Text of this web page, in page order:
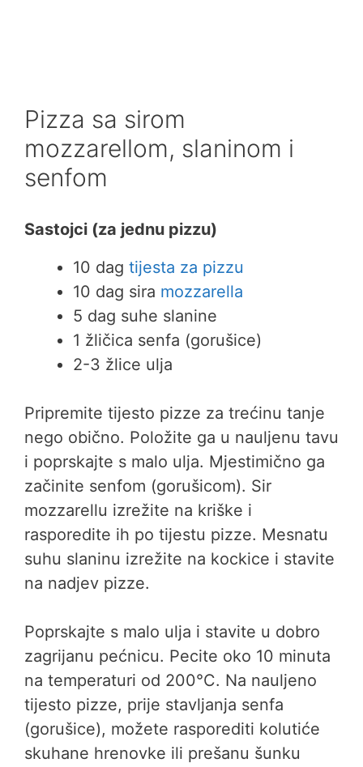
Pizza sa sirom
mozzarellom, slaninom i
senfom
Sastojci (za jednu pizzu)
10 dag tijesta za pizzu
10 dag sira mozzarella
5 dag suhe slanine
1 žličica senfa (gorušice)
2-3 žlice ulja
Pripremite tijesto pizze za trećinu tanje
nego obično. Položite ga u nauljenu tavu
i poprskajte s malo ulja. Mjestimično ga
začinite senfom (gorušicom). Sir
mozzarellu izrežite na kriške i
rasporedite ih po tijestu pizze. Mesnatu
suhu slaninu izrežite na kockice i stavite
na nadjev pizze.
Poprskajte s malo ulja i stavite u dobro
zagrijanu pećnicu. Pecite oko 10 minuta
na temperaturi od 200°C. Na nauljeno
tijesto pizze, prije stavljanja senfa
(gorušice), možete rasporediti kolutiće
skuhane hrenovke ili prešanu šunku